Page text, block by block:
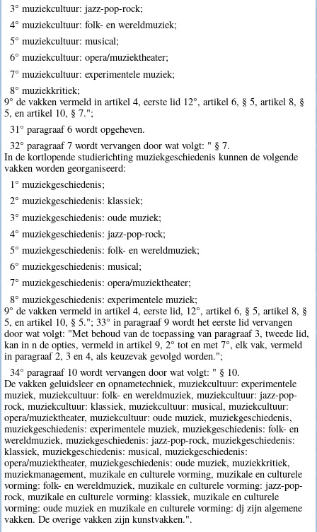
3° muziekcultuur: jazz-pop-rock;
4° muziekcultuur: folk- en wereldmuziek;
5° muziekcultuur: musical;
6° muziekcultuur: opera/muziektheater;
7° muziekcultuur: experimentele muziek;
8° muziekkritiek;
9° de vakken vermeld in artikel 4, eerste lid 12°, artikel 6, § 5, artikel 8, §
5, en artikel 10, § 7.";
31° paragraaf 6 wordt opgeheven.
32° paragraaf 7 wordt vervangen door wat volgt: " § 7.
In de kortlopende studierichting muziekgeschiedenis kunnen de volgende
vakken worden georganiseerd:
1° muziekgeschiedenis;
2° muziekgeschiedenis: klassiek;
3° muziekgeschiedenis: oude muziek;
4° muziekgeschiedenis: jazz-pop-rock;
5° muziekgeschiedenis: folk- en wereldmuziek;
6° muziekgeschiedenis: musical;
7° muziekgeschiedenis: opera/muziektheater;
8° muziekgeschiedenis: experimentele muziek;
9° de vakken vermeld in artikel 4, eerste lid, 12°, artikel 6, § 5, artikel 8, §
5, en artikel 10, § 5."; 33° in paragraaf 9 wordt het eerste lid vervangen
door wat volgt: "Met behoud van de toepassing van paragraaf 3, tweede lid,
kan in n de opties, vermeld in artikel 9, 2° tot en met 7°, elk vak, vermeld
in paragraaf 2, 3 en 4, als keuzevak gevolgd worden.";
34° paragraaf 10 wordt vervangen door wat volgt: " § 10.
De vakken geluidsleer en opnametechniek, muziekcultuur: experimentele
muziek, muziekcultuur: folk- en wereldmuziek, muziekcultuur: jazz-pop-
rock, muziekcultuur: klassiek, muziekcultuur: musical, muziekcultuur:
opera/muziektheater, muziekcultuur: oude muziek, muziekgeschiedenis,
muziekgeschiedenis: experimentele muziek, muziekgeschiedenis: folk- en
wereldmuziek, muziekgeschiedenis: jazz-pop-rock, muziekgeschiedenis:
klassiek, muziekgeschiedenis: musical, muziekgeschiedenis:
opera/muziektheater, muziekgeschiedenis: oude muziek, muziekkritiek,
muziekmanagement, muzikale en culturele vorming, muzikale en culturele
vorming: folk- en wereldmuziek, muzikale en culturele vorming: jazz-pop-
rock, muzikale en culturele vorming: klassiek, muzikale en culturele
vorming: oude muziek en muzikale en culturele vorming: dj zijn algemene
vakken. De overige vakken zijn kunstvakken.".